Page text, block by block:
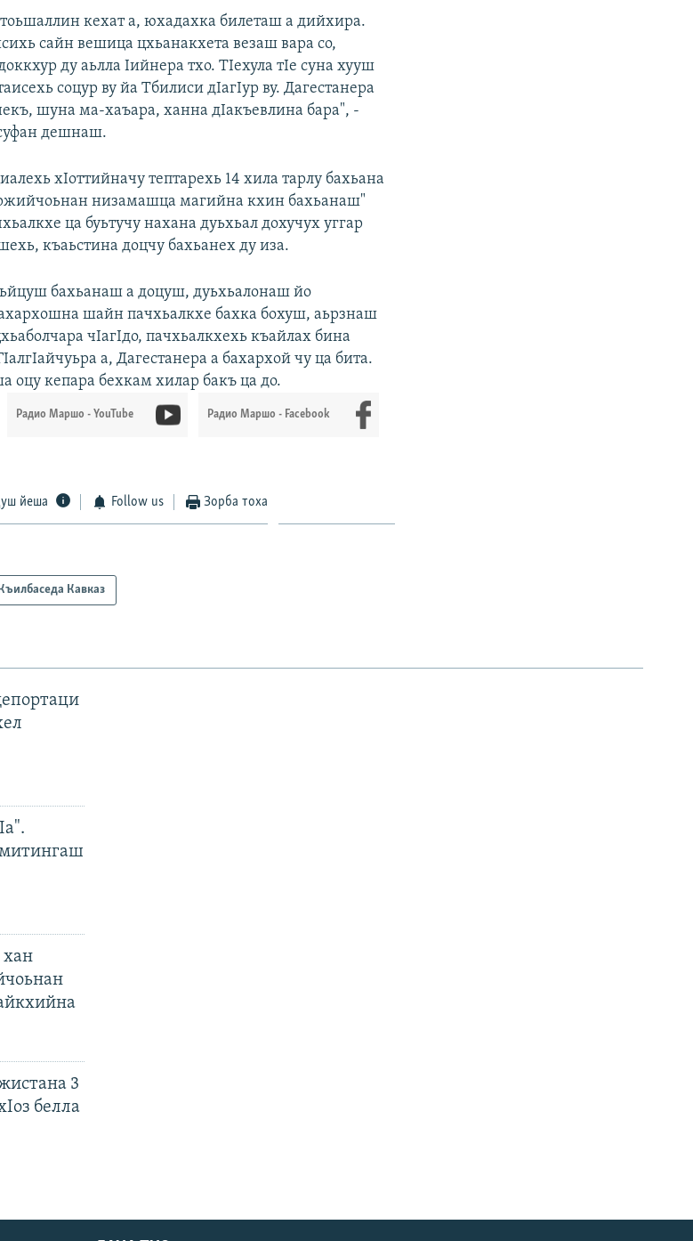
кехат а, юхадахка билеташ а дийхира.
сайн вешица цхьанакхета везаш вара со,
ду аьлла Iийнера тхо. ТIехула тIе суна хууш
соцур ву йа Тбилиси дIагIур ву. Дагестанера
шуна ма-хаъара, ханна дIакъевлина бара", -
дешнаш.
хIоттийначу тептарехь 14 хила тарлу бахьана
низамашца магийна кхин бахьанаш"
ца буьтучу нахана дуьхьал дохучух уггар
къаьстина доцчу бахьанех ду иза.
бахьанаш а доцуш, дуьхьалонаш йо
шайн пачхьалкхе бахка бохуш, аьрзнаш
чIагIдо, пачхьалкхехь къайлах бина
а, Дагестанера а бахархой чу ца бита.
оцу кепара бехкам хилар бакъ ца до.
Радио Маршо - YouTube Радио Маршо - Facebook
йеша Follow us Зорба тоха
Кавказ
хан
3
белла